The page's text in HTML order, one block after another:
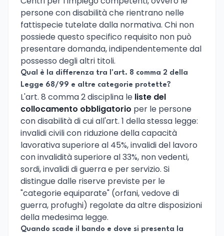
persone con disabilità che rientrano nelle
fattispecie tutelate dalla normativa. Chi non
possiede questo specifico requisito non può
presentare domanda, indipendentemente dal
possesso degli altri titoli.
Qual è la differenza tra l'art. 8 comma 2 della
Legge 68/99 e altre categorie protette?
L'art. 8 comma 2 disciplina le liste del
collocamento obbligatorio per le persone
con disabilità di cui all'art. 1 della stessa legge:
invalidi civili con riduzione della capacità
lavorativa superiore al 45%, invalidi del lavoro
con invalidità superiore al 33%, non vedenti,
sordi, invalidi di guerra e per servizio. Si
distingue dalle riserve previste per le
"categorie equiparate" (orfani, vedove di
guerra, profughi) regolate da altre disposizioni
della medesima legge.
Quando scade il bando e dove si presenta la